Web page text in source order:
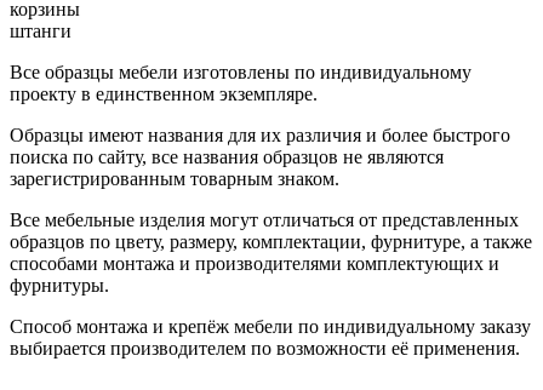
корзины
штанги
Все образцы мебели изготовлены по индивидуальному
проекту в единственном экземпляре.
Образцы имеют названия для их различия и более быстрого
поиска по сайту, все названия образцов не являются
зарегистрированным товарным знаком.
Все мебельные изделия могут отличаться от представленных
образцов по цвету, размеру, комплектации, фурнитуре, а также
способами монтажа и производителями комплектующих и
фурнитуры.
Способ монтажа и крепёж мебели по индивидуальному заказу
выбирается производителем по возможности её применения.